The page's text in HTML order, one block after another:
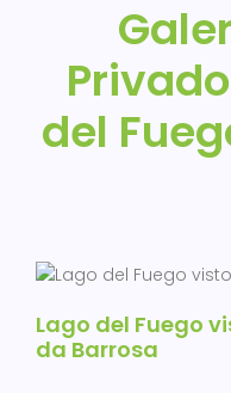
del
Lago del Fuego
da Barrosa